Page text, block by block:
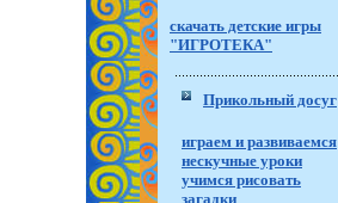
скачать детские игры
"ИГРОТЕКА"
Прикольный досуг
играем и развиваемся
нескучные уроки
учимся рисовать
загадки